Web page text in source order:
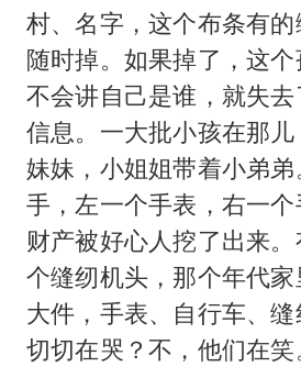
村、名字，这个布条有
随时掉。如果掉了，这个
不会讲自己是谁，就失
信息。一大批小孩在那
妹妹，小姐姐带着小弟
手，左一个手表，右一
财产被好心人挖了出来
个缝纫机头，那个年代
大件，手表、自行车、
切切在哭？不，他们在